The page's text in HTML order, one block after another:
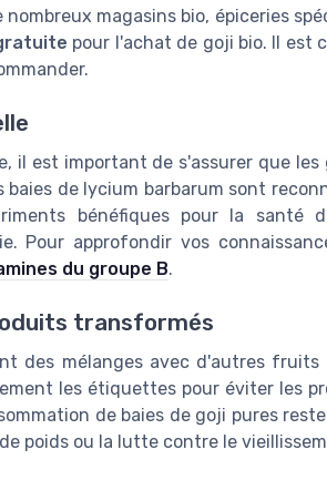
magasins bio, épiceries
pour l'achat de goji bio. Il est
il est important de s'assurer que
de lycium barbarum sont
bénéfiques pour la santé
Pour approfondir vos
du groupe B.
transformés
des mélanges avec d'autres
les étiquettes pour éviter les
de baies de goji pures
poids ou la lutte contre le